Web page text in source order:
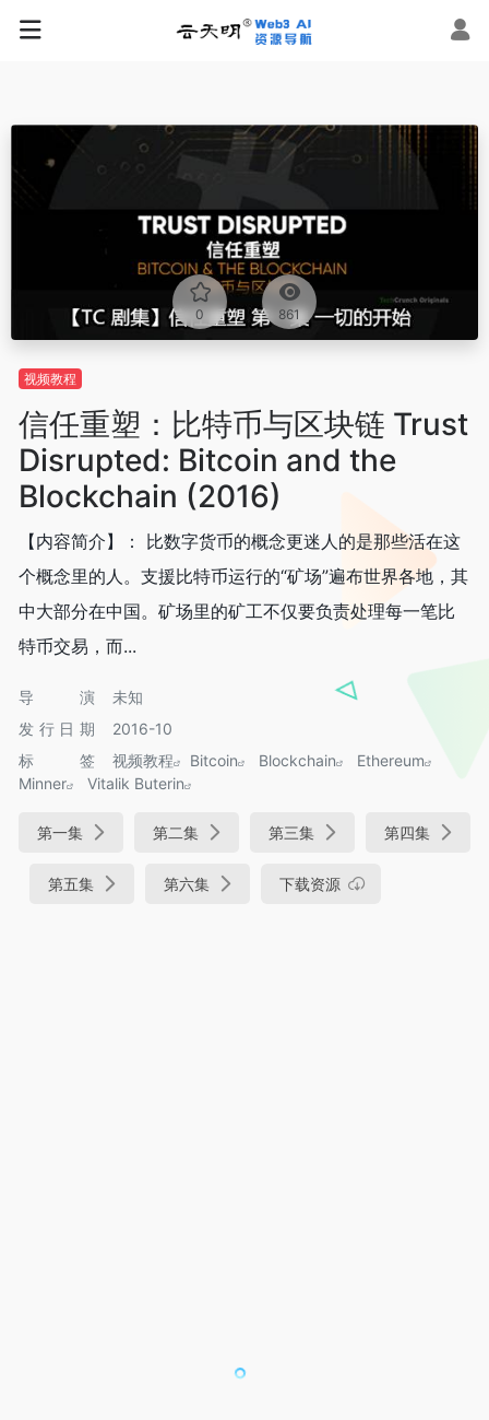
0 861
视频教程
信任重塑：比特币与区块链 Trust
Disrupted: Bitcoin and the
Blockchain (2016)
【内容简介】： 比数字货币的概念更迷人的是那些活在这
个概念里的人。支援比特币运行的“矿场”遍布世界各地，其
中大部分在中国。矿场里的矿工不仅要负责处理每一笔比
特币交易，而...
导演
未知
发行日期
2016-10
标签
视频教程 Bitcoin Blockchain
Ethereum
Minner
Vitalik Buterin
第一集 第二集 第三集 第四集
第五集 第六集 下载资源